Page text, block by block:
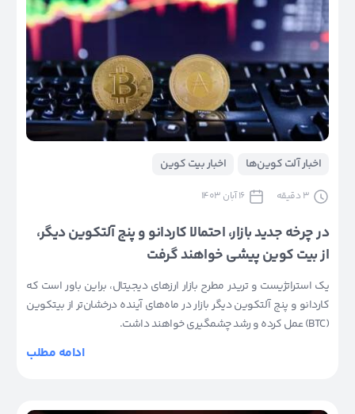
اخبار آلت کوین‌ها اخبار بیت کوین
3 دقیقه 16 آبان 1403
در چرخه جدید بازار، احتمالا کاردانو و پنج آلتکوین دیگر،
از بیت کوین پیشی خواهند گرفت
یک استراتژیست و تریدر مطرح بازار ارزهای دیجیتال، براین باور است که
کاردانو و پنج آلتکوین دیگر بازار در ماه‌های آینده درخشان‌تر از بیتکوین
(BTC) عمل کرده و رشد چشمگیری خواهند داشت.
ادامه مطلب